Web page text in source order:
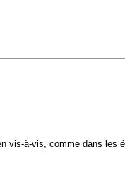
vis-à-vis, comme dans les